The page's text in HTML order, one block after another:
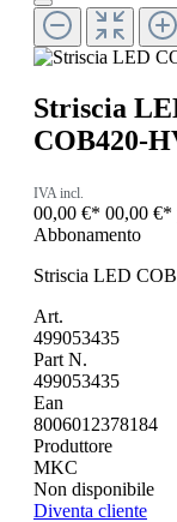
Striscia
COB420-
IVA incl.
00,00 €* 00,00 €*
Abbonamento
Striscia LED
Art.
499053435
Part N.
499053435
Ean
8006012378184
Produttore
MKC
Non disponibile
Diventa cliente